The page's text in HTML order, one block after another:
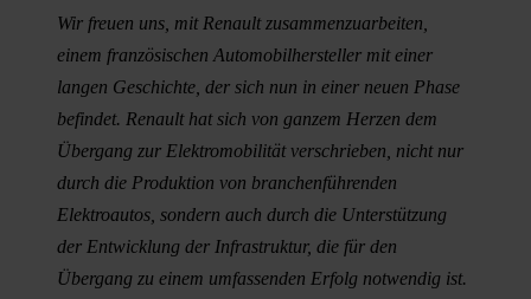
Wir freuen uns, mit Renault zusammenzuarbeiten,
einem französischen Automobilhersteller mit einer
langen Geschichte, der sich nun in einer neuen Phase
befindet. Renault hat sich von ganzem Herzen dem
Übergang zur Elektromobilität verschrieben, nicht nur
durch die Produktion von branchenführenden
Elektroautos, sondern auch durch die Unterstützung
der Entwicklung der Infrastruktur, die für den
Übergang zu einem umfassenden Erfolg notwendig ist.